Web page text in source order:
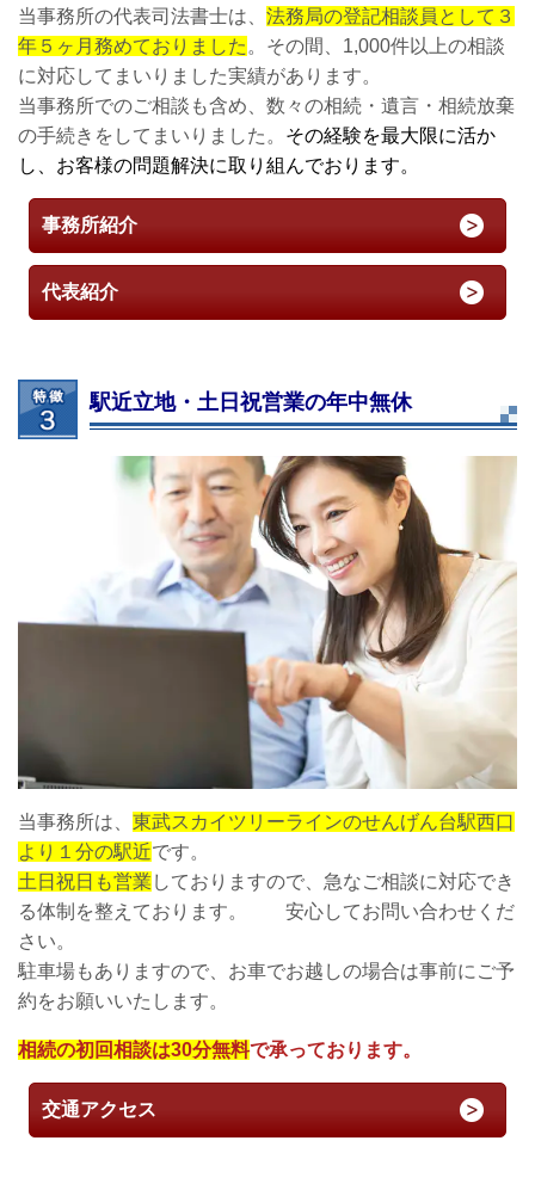
当事務所の代表司法書士は、 法務局の登記相談員として３
年５ヶ月務めておりました。その間、1,000件以上の相談
に対応してまいりました実績があります。
当事務所でのご相談も含め、数々の相続・遺言・相続放棄
の手続きをしてまいりました。 その経験を最大限に活か
し、お客様の問題解決に取り組んでおります。
事務所紹介
代表紹介
駅近立地・土日祝営業の年中無休
当事務所は、 東武スカイツリーラインのせんげん台駅西口
より１分の駅近です。
土日祝日も営業 しておりますので、急なご相談に対応でき
る体制を整えております。 安心してお問い合わせくだ
さい。
駐車場もありますので、お車でお越しの場合は事前にご予
約をお願いいたします。
相続の初回相談は30分無料で承っております。
交通アクセス